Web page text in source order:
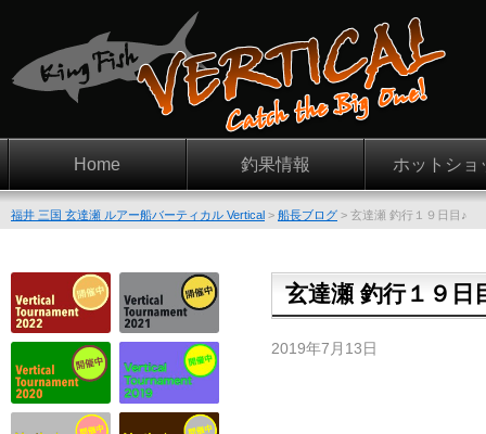
Home 釣果情報 ホットショ
福井 三国 玄達瀬 ルアー船バーティカル Vertical > 船長ブログ > 玄達瀬 釣行１９日目♪
玄達瀬 釣行１９日
2019年7月13日